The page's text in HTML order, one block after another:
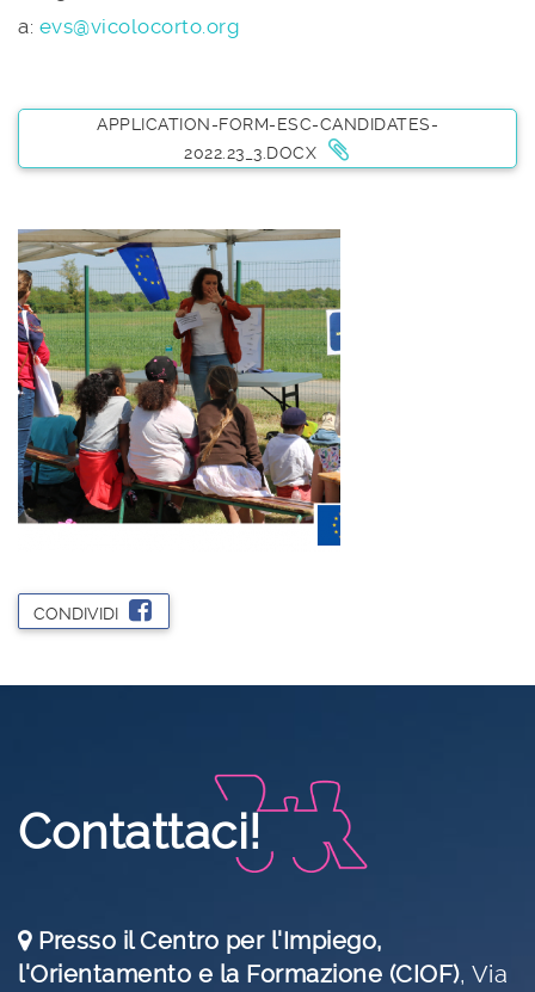
a: evs@vicolocorto.org
APPLICATION-FORM-ESC-CANDIDATES-
2022.23_3.DOCX
CONDIVIDI
Contattaci!
Presso il Centro per l'Impiego,
l'Orientamento e la Formazione (CIOF), Via